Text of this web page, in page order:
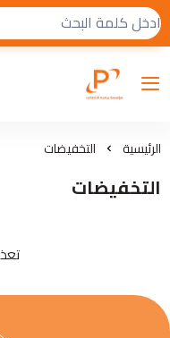
برمجة كوم للاتصالات
الرئيسية التخفيضات
التخفيضات